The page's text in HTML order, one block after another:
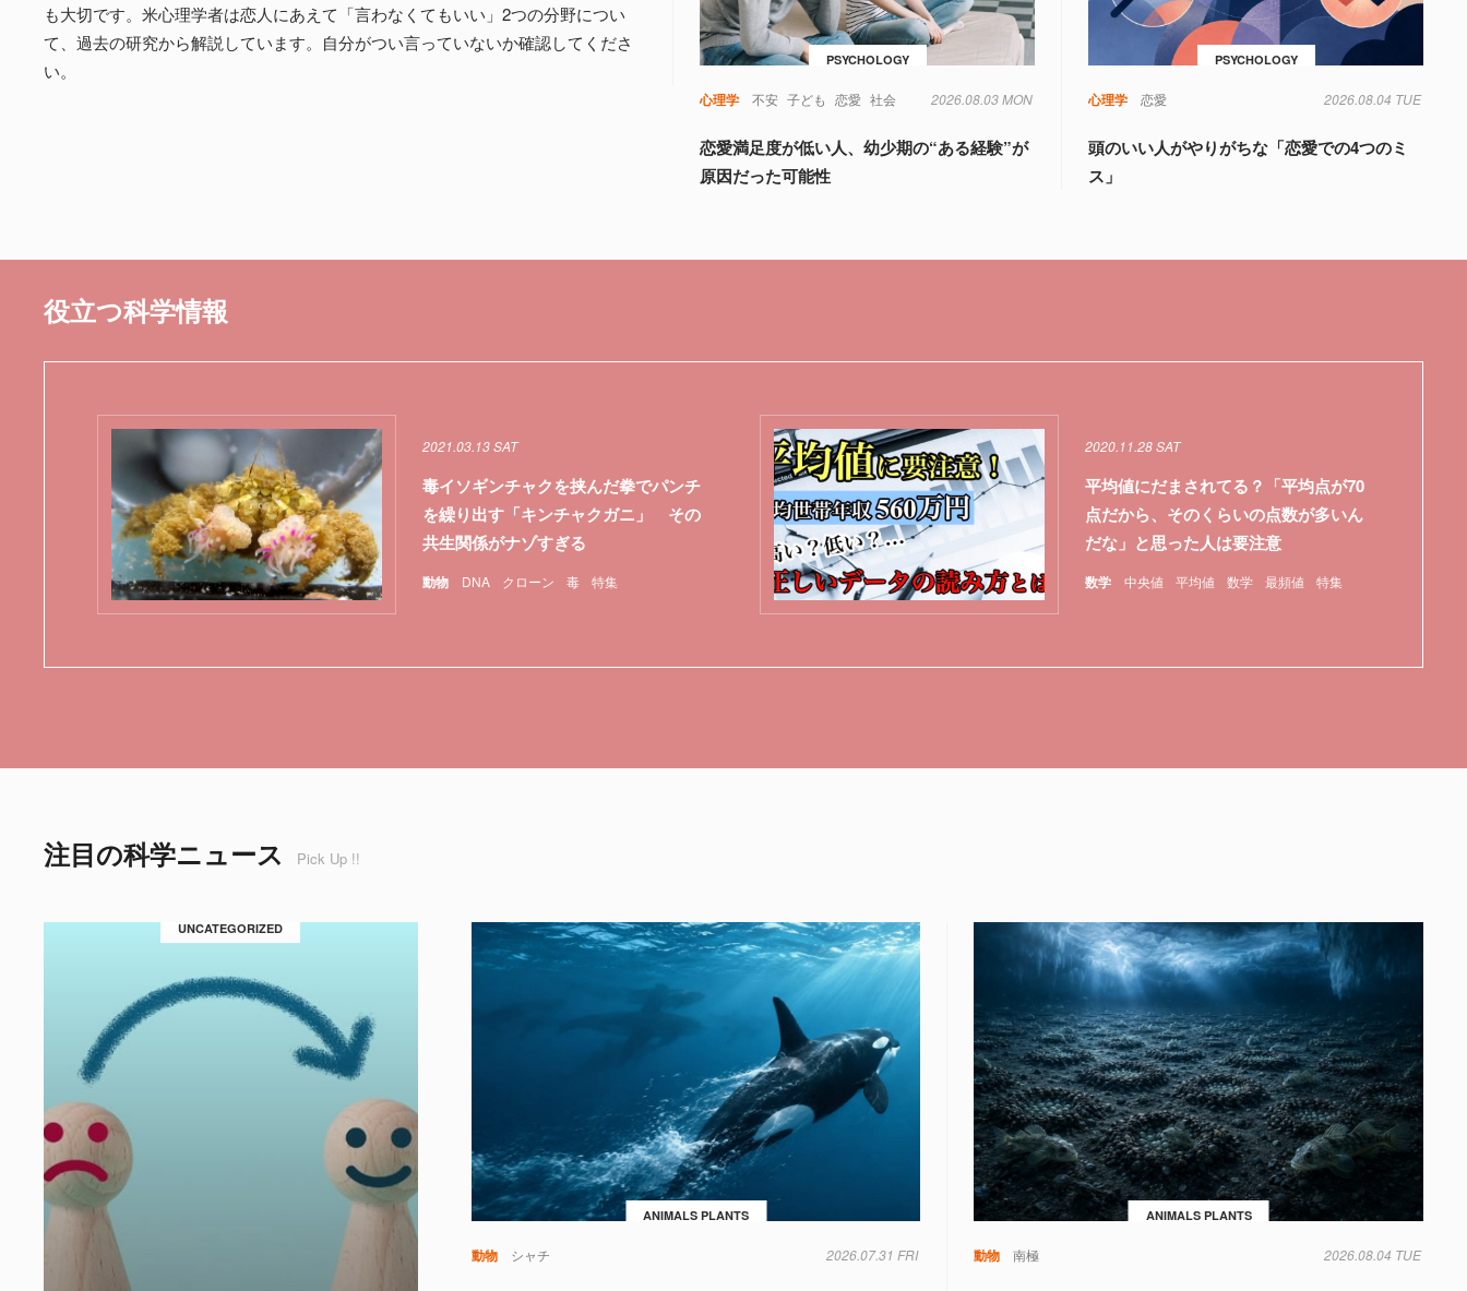
も大切です。米心理学者は恋人にあえて「言わなくてもいい」2つの分野につい
て、過去の研究から解説しています。自分がつい言っていないか確認してくださ
い。
PSYCHOLOGY
心理学 不安 子ども 恋愛 社会 2026.08.03 MON
恋愛満足度が低い人、幼少期の“ある経験”が
原因だった可能性
PSYCHOLOGY
心理学 恋愛 2026.08.04 TUE
頭のいい人がやりがちな「恋愛での4つのミ
ス」
役立つ科学情報
動物 DNA クローン 毒 特集
2021.03.13 SAT
毒イソギンチャクを挟んだ拳でパンチ
を繰り出す「キンチャクガニ」 その
共生関係がナゾすぎる
数学 中央値 平均値 数学 最頻値 特集
2020.11.28 SAT
平均値にだまされてる？「平均点が70
点だから、そのくらいの点数が多いん
だな」と思った人は要注意
注目の科学ニュース Pick Up !!
UNCATEGORIZED
ANIMALS PLANTS
動物 シャチ 2026.07.31 FRI
ANIMALS PLANTS
動物 南極 2026.08.04 TUE